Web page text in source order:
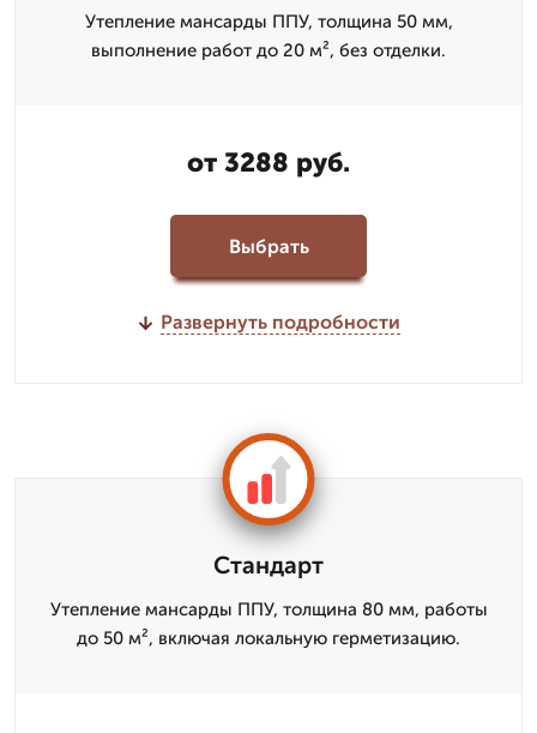
Утепление мансарды ППУ, толщина 50 мм,
выполнение работ до 20 м², без отделки.
от 3288 руб.
Выбрать
Развернуть подробности
Стандарт
Утепление мансарды ППУ, толщина 80 мм, работы
до 50 м², включая локальную герметизацию.